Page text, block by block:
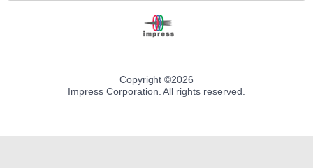
Copyright ©2026
Impress Corporation. All rights reserved.